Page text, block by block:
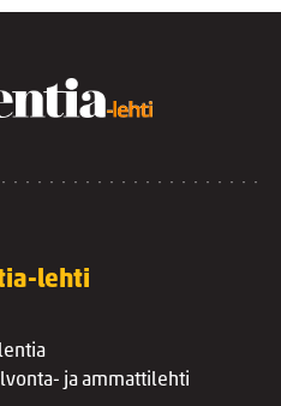
lehti
ja ammattilehti